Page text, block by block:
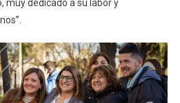
muy dedicado a su labor y